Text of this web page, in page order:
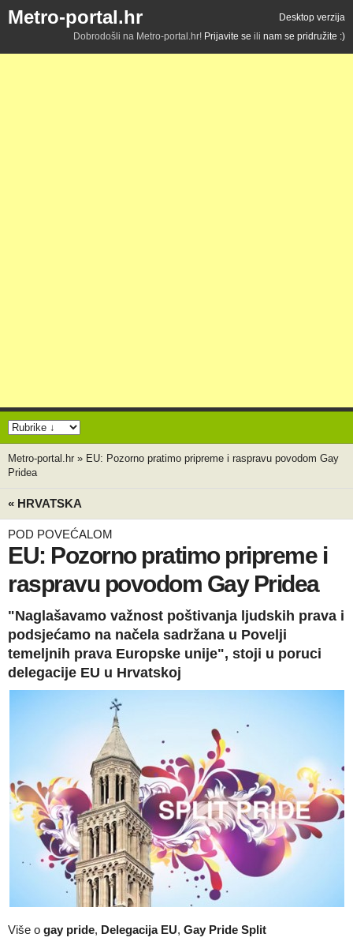
Metro-portal.hr
Desktop verzija
Dobrodošli na Metro-portal.hr! Prijavite se ili nam se pridružite :)
Metro-portal.hr » EU: Pozorno pratimo pripreme i raspravu povodom Gay
Pridea
« HRVATSKA
POD POVEĆALOM
EU: Pozorno pratimo pripreme i
raspravu povodom Gay Pridea
"Naglašavamo važnost poštivanja ljudskih prava i
podsjećamo na načela sadržana u Povelji
temeljnih prava Europske unije", stoji u poruci
delegacije EU u Hrvatskoj
Više o gay pride, Delegacija EU, Gay Pride Split